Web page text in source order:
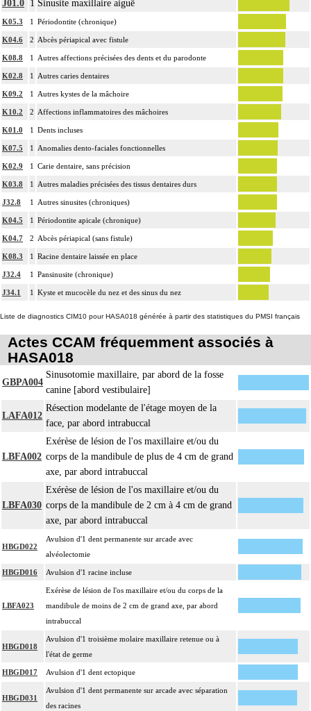
J01.0 1 Sinusite maxillaire aiguë
K05.3 1 Périodontite (chronique)
K04.6 2 Abcès périapical avec fistule
K08.8 1 Autres affections précisées des dents et du parodonte
K02.8 1 Autres caries dentaires
K09.2 1 Autres kystes de la mâchoire
K10.2 2 Affections inflammatoires des mâchoires
K01.0 1 Dents incluses
K07.5 1 Anomalies dento-faciales fonctionnelles
K02.9 1 Carie dentaire, sans précision
K03.8 1 Autres maladies précisées des tissus dentaires durs
J32.8 1 Autres sinusites (chroniques)
K04.5 1 Périodontite apicale (chronique)
K04.7 2 Abcès périapical (sans fistule)
K08.3 1 Racine dentaire laissée en place
J32.4 1 Pansinusite (chronique)
J34.1 1 Kyste et mucocèle du nez et des sinus du nez
Liste de diagnostics CIM10 pour HASA018 générée à partir des statistiques du PMSI français
Actes CCAM fréquemment associés à
HASA018
GBPA004
Sinusotomie maxillaire, par abord de la fosse
canine [abord vestibulaire]
LAFA012
Résection modelante de l'étage moyen de la
face, par abord intrabuccal
LBFA002
Exérèse de lésion de l'os maxillaire et/ou du
corps de la mandibule de plus de 4 cm de grand
axe, par abord intrabuccal
LBFA030
Exérèse de lésion de l'os maxillaire et/ou du
corps de la mandibule de 2 cm à 4 cm de grand
axe, par abord intrabuccal
HBGD022
Avulsion d'1 dent permanente sur arcade avec
alvéolectomie
HBGD016 Avulsion d'1 racine incluse
LBFA023
Exérèse de lésion de l'os maxillaire et/ou du corps de la
mandibule de moins de 2 cm de grand axe, par abord
intrabuccal
HBGD018
Avulsion d'1 troisième molaire maxillaire retenue ou à
l'état de germe
HBGD017 Avulsion d'1 dent ectopique
HBGD031
Avulsion d'1 dent permanente sur arcade avec séparation
des racines